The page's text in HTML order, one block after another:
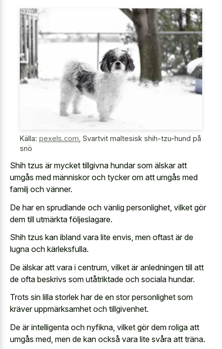
Källa: pexels.com Svartvit maltesisk shih-tzu-hund på
snö
Shih tzus är mycket tillgivna hundar som älskar att
umgås med människor och tycker om att umgås med
familj och vänner.
De har en sprudlande och vänlig personlighet, vilket gör
dem till utmärkta följeslagare.
Shih tzus kan ibland vara lite envis, men oftast är de
lugna och kärleksfulla.
De älskar att vara i centrum, vilket är anledningen till att
de ofta beskrivs som utåtriktade och sociala hundar.
Trots sin lilla storlek har de en stor personlighet som
kräver uppmärksamhet och tillgivenhet.
De är intelligenta och nyfikna, vilket gör dem roliga att
umgås med, men de kan också vara lite svåra att träna.